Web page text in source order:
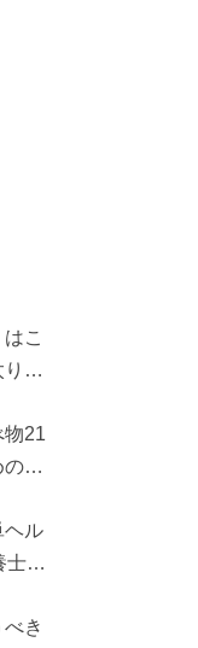
こ
に
物21
レ
ヘル
士が
き